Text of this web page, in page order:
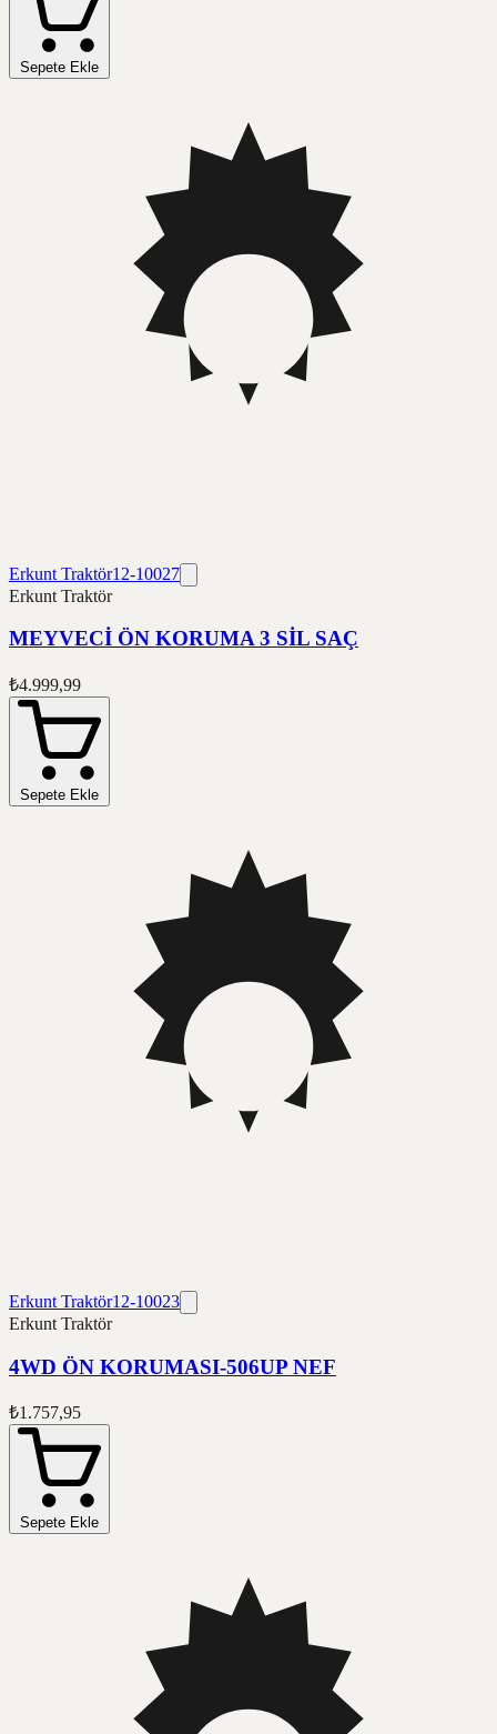
Sepete Ekle
Erkunt Traktör12-10027
Erkunt Traktör
MEYVECİ ÖN KORUMA 3 SİL SAÇ
₺4.999,99
Sepete Ekle
Erkunt Traktör12-10023
Erkunt Traktör
4WD ÖN KORUMASI-506UP NEF
₺1.757,95
Sepete Ekle